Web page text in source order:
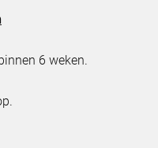
6 weken.